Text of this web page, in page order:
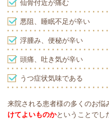
仙骨付近が痛む
悪阻、睡眠不足が辛い
浮腫み、便秘が辛い
頭痛、吐き気が辛い
うつ症状気味である
来院される患者様の多くのお悩
けてよいものかということでし